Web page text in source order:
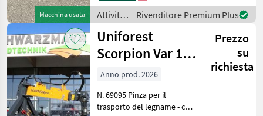
Macchina usata
Rotante Attività forestali e
lavorazione
Attività
forestali
e
lavorazione
del
legno /
Rivenditore Premium Plus
Uniforest
Scorpion Var 1
PREMIUM
Prezzo
su
richiesta
Anno prod. 2026
N. 69095 Pinza per il
trasporto del legname - con